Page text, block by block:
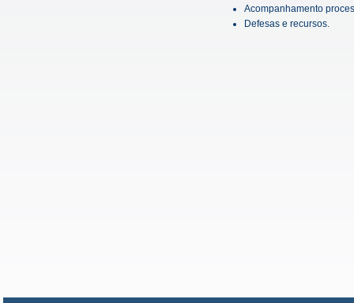
Acompanhamento
Defesas e recursos.